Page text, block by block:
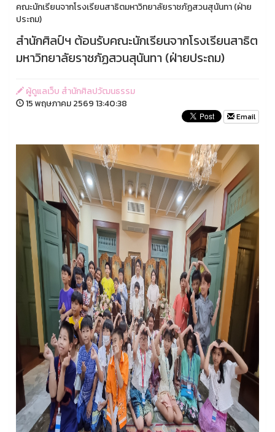
คณะนักเรียนจากโรงเรียนสาธิตมหาวิทยาลัยราชภัฏสวนสุนันทา (ฝ่าย
ประถม)
สำนักศิลป์ฯ ต้อนรับคณะนักเรียนจากโรงเรียนสาธิต
มหาวิทยาลัยราชภัฏสวนสุนันทา (ฝ่ายประถม)
ผู้ดูแลเว็บ สำนักศิลปวัฒนธรรม
15 พฤษภาคม 2569 13:40:38
Email